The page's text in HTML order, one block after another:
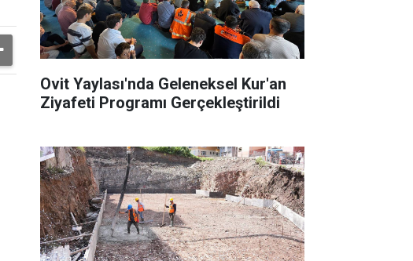
Ovit Yaylası'nda Geleneksel Kur'an
Ziyafeti Programı Gerçekleştirildi